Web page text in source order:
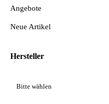
Angebote
Neue Artikel
Hersteller